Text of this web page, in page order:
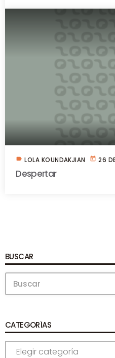
label LOLA KOUNDAKJIAN today 26
Despertar
BUSCAR
CATEGORÍAS
C